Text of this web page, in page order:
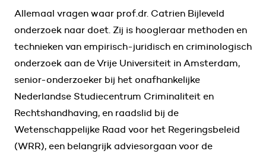
Allemaal vragen waar prof.dr. Catrien Bijleveld
onderzoek naar doet. Zij is hoogleraar methoden en
technieken van empirisch-juridisch en criminologisch
onderzoek aan de Vrije Universiteit in Amsterdam,
senior-onderzoeker bij het onafhankelijke
Nederlandse Studiecentrum Criminaliteit en
Rechtshandhaving, en raadslid bij de
Wetenschappelijke Raad voor het Regeringsbeleid
(WRR), een belangrijk adviesorgaan voor de